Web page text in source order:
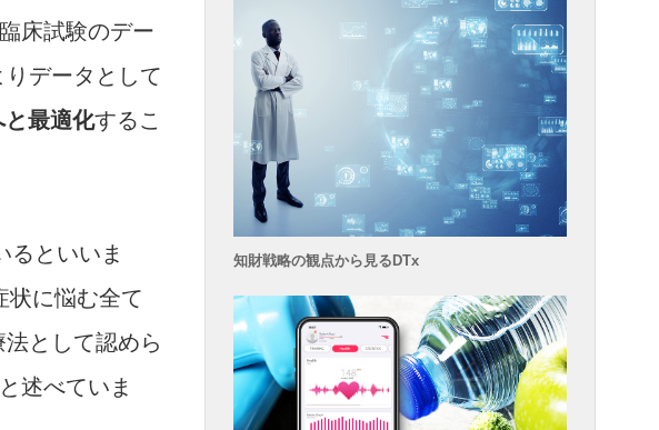
床試験のデー
データとして
最適化するこ
るといいま
状に悩む全て
として認めら
述べていま
知財戦略の観点から見るDTx